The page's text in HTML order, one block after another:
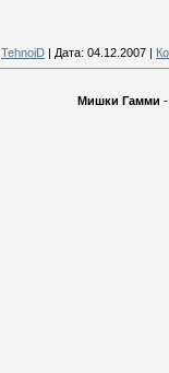
TehnoiD | Дата: 04.12.2007 |
Мишки Гамми